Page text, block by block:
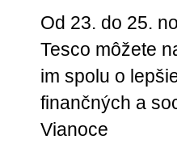
Od 23. do 25.
Tesco môžete
im spolu o
finančných a
Vianoce